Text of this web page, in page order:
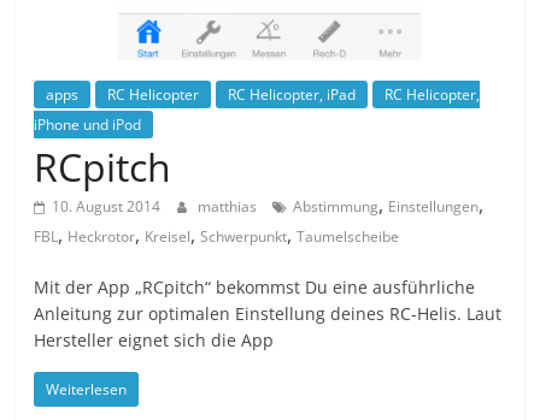
apps RC Helicopter RC Helicopter, iPad
RC Helicopter,
iPhone und iPod
RCpitch
10. August 2014 matthias Abstimmung, Einstellungen,
FBL, Heckrotor, Kreisel,Schwerpunkt,Taumelscheibe
Mit der App „RCpitch“ bekommst Du eine ausführliche
Anleitung zur optimalen Einstellung deines RC-Helis. Laut
Hersteller eignet sich die App
Weiterlesen